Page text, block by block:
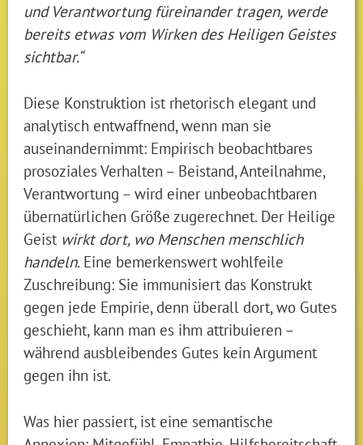
und Verantwortung füreinander tragen, werde
bereits etwas vom Wirken des Heiligen Geistes
sichtbar.“
Diese Konstruktion ist rhetorisch elegant und
analytisch entwaffnend, wenn man sie
auseinandernimmt: Empirisch beobachtbares
prosoziales Verhalten – Beistand, Anteilnahme,
Verantwortung – wird einer unbeobachtbaren
übernatürlichen Größe zugerechnet. Der Heilige
Geist wirkt dort, wo Menschen menschlich
handeln. Eine bemerkenswert wohlfeile
Zuschreibung: Sie immunisiert das Konstrukt
gegen jede Empirie, denn überall dort, wo Gutes
geschieht, kann man es ihm attribuieren –
während ausbleibendes Gutes kein Argument
gegen ihn ist.
Was hier passiert, ist eine semantische